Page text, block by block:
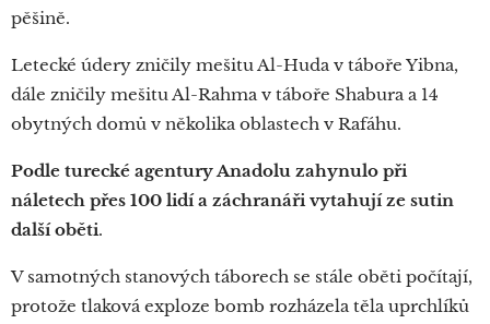
pěšině.
Letecké údery zničily mešitu Al-Huda v táboře Yibna,
dále zničily mešitu Al-Rahma v táboře Shabura a 14
obytných domů v několika oblastech v Rafáhu.
Podle turecké agentury Anadolu zahynulo při
náletech přes 100 lidí a záchranáři vytahují ze sutin
další oběti.
V samotných stanových táborech se stále oběti počítají,
protože tlaková exploze bomb rozházela těla uprchlíků